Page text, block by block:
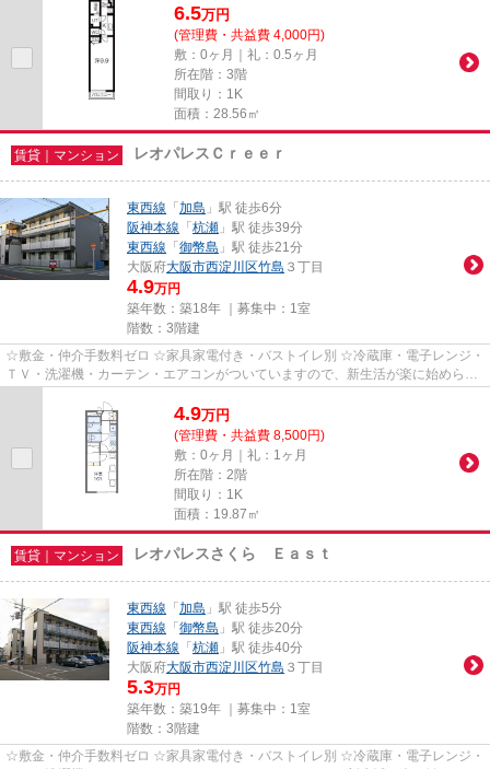
6.5万円
(管理費・共益費 4,000円)
敷：0ヶ月｜礼：0.5ヶ月
所在階：3階
間取り：1K
面積：28.56㎡
賃貸｜マンション レオパレスＣｒｅｅｒ
東西線 「 加島 」駅 徒歩6分
阪神本線 「 杭瀬 」駅 徒歩39分
東西線 「 御幣島 」駅 徒歩21分
大阪府大阪市西淀川区竹島 ３丁目
4.9万円
築年数：築18年 ｜募集中： 1室
階数：3階建
☆敷金・仲介手数料ゼロ ☆家具家電付き・バストイレ別 ☆冷蔵庫・電子レンジ・
ＴＶ・洗濯機・カーテン・エアコンがついていますので、新生活が楽に始められ
4.9万円
(管理費・共益費 8,500円)
敷：0ヶ月｜礼：1ヶ月
所在階：2階
間取り：1K
面積：19.87㎡
賃貸｜マンション レオパレスさくら Ｅａｓｔ
東西線 「 加島 」駅 徒歩5分
東西線 「 御幣島 」駅 徒歩20分
阪神本線 「 杭瀬 」駅 徒歩40分
大阪府大阪市西淀川区竹島 ３丁目
5.3万円
築年数：築19年 ｜募集中： 1室
階数：3階建
☆敷金・仲介手数料ゼロ ☆家具家電付き・バストイレ別 ☆冷蔵庫・電子レンジ・